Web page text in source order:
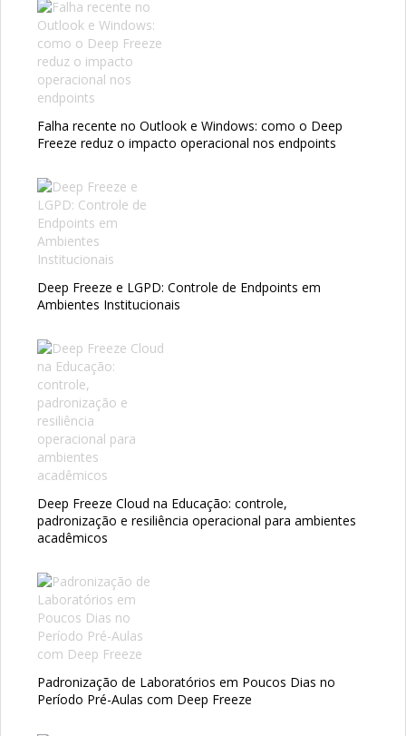
Falha recente no Outlook e Windows: como o Deep
Freeze reduz o impacto operacional nos endpoints
Deep Freeze e LGPD: Controle de Endpoints em
Ambientes Institucionais
Deep Freeze Cloud na Educação: controle,
padronização e resiliência operacional para ambientes
acadêmicos
Padronização de Laboratórios em Poucos Dias no
Período Pré-Aulas com Deep Freeze